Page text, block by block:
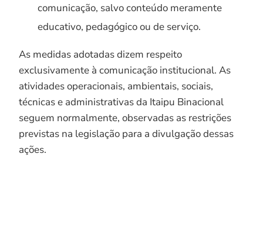
comunicação, salvo conteúdo meramente
educativo, pedagógico ou de serviço.
As medidas adotadas dizem respeito
exclusivamente à comunicação institucional. As
atividades operacionais, ambientais, sociais,
técnicas e administrativas da Itaipu Binacional
seguem normalmente, observadas as restrições
previstas na legislação para a divulgação dessas
ações.